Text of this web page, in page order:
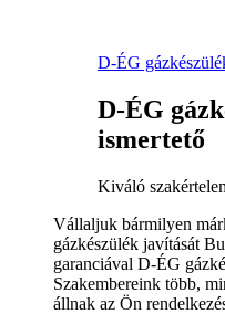
D-ÉG
D-ÉG
ismertető
Kiváló
Vállaljuk bármilyen
gázkészülék javítását
garanciával D-ÉG
Szakembereink több,
állnak az Ön